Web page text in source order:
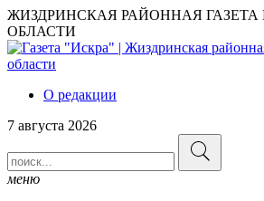
ЖИЗДРИНСКАЯ РАЙОННАЯ
ОБЛАСТИ
О редакции
7 августа 2026
меню